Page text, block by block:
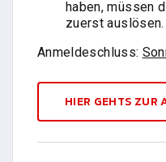
haben, müssen
zuerst auslösen.
Anmeldeschluss:
HIER GEHTS ZUR